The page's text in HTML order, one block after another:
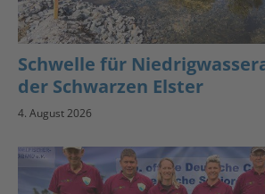
Schwelle für
der Schwarzen Elster
4. August 2026